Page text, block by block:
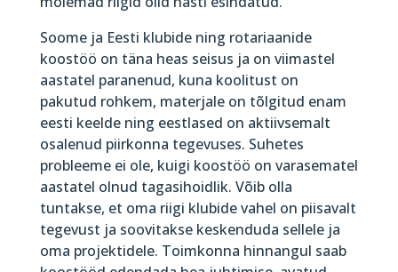
Soome ja Eesti klubide ning rotariaanide
koostöö on täna heas seisus ja on viimastel
aastatel paranenud, kuna koolitust on
pakutud rohkem, materjale on tõlgitud enam
eesti keelde ning eestlased on aktiivsemalt
osalenud piirkonna tegevuses. Suhetes
probleeme ei ole, kuigi koostöö on varasematel
aastatel olnud tagasihoidlik. Võib olla
tuntakse, et oma riigi klubide vahel on piisavalt
tegevust ja soovitakse keskenduda sellele ja
oma projektidele. Toimkonna hinnangul saab